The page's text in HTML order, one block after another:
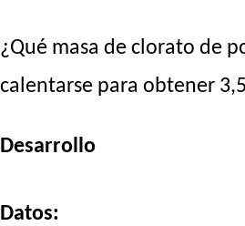
¿Qué masa de clorato de
calentarse para obtener
Desarrollo
Datos: